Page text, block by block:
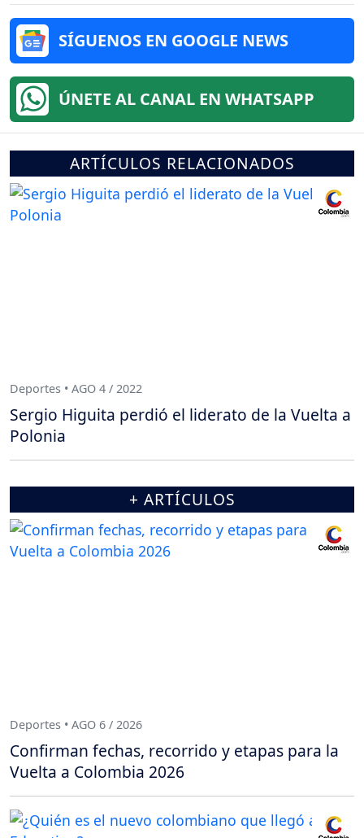
SÍGUENOS EN GOOGLE NEWS
ÚNETE AL CANAL EN WHATSAPP
ARTÍCULOS RELACIONADOS
Deportes • AGO 4 / 2022
Sergio Higuita perdió el liderato de la Vuelta a
Polonia
+ ARTÍCULOS
Deportes • AGO 6 / 2026
Confirman fechas, recorrido y etapas para la
Vuelta a Colombia 2026